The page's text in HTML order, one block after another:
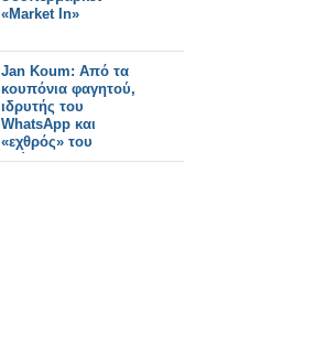
«Market In»
Jan Koum: Από τα
κουπόνια φαγητού,
ιδρυτής του
WhatsApp και
«εχθρός» του
Ζούκερμπεργκ